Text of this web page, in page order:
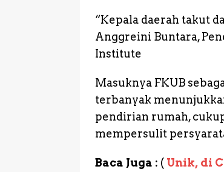
“Kepala daerah takut
Anggreini Buntara,
Institute
Masuknya FKUB
terbanyak
pendirian rumah,
mempersulit
Baca Juga : ( Unik, di